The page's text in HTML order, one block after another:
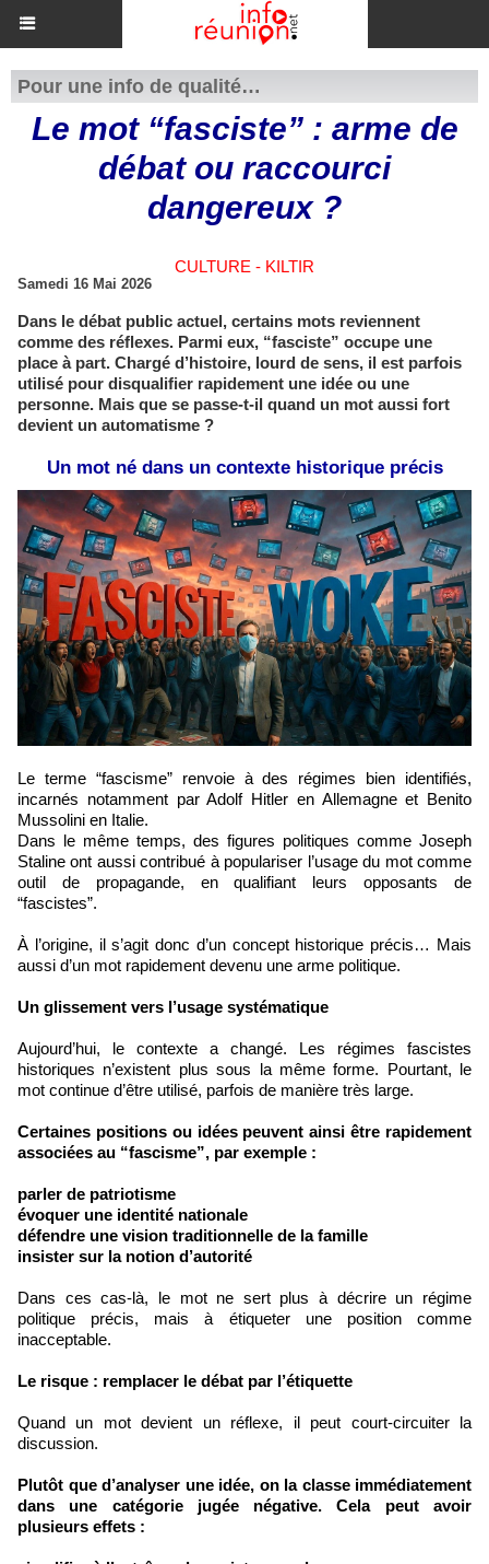
Pour une info de qualité…
​Le mot “fasciste” : arme de
débat ou raccourci
dangereux ?
CULTURE - KILTIR
Samedi 16 Mai 2026
Dans le débat public actuel, certains mots reviennent
comme des réflexes. Parmi eux, “fasciste” occupe une
place à part. Chargé d’histoire, lourd de sens, il est parfois
utilisé pour disqualifier rapidement une idée ou une
personne. Mais que se passe-t-il quand un mot aussi fort
devient un automatisme ?
Un mot né dans un contexte historique précis
Le terme “fascisme” renvoie à des régimes bien identifiés,
incarnés notamment par Adolf Hitler en Allemagne et Benito
Mussolini en Italie.
Dans le même temps, des figures politiques comme Joseph
Staline ont aussi contribué à populariser l’usage du mot comme
outil de propagande, en qualifiant leurs opposants de
“fascistes”.
À l’origine, il s’agit donc d’un concept historique précis… Mais
aussi d’un mot rapidement devenu une arme politique.
Un glissement vers l’usage systématique
Aujourd’hui, le contexte a changé. Les régimes fascistes
historiques n’existent plus sous la même forme. Pourtant, le
mot continue d’être utilisé, parfois de manière très large.
Certaines positions ou idées peuvent ainsi être rapidement
associées au “fascisme”, par exemple :
parler de patriotisme
évoquer une identité nationale
défendre une vision traditionnelle de la famille
insister sur la notion d’autorité
Dans ces cas-là, le mot ne sert plus à décrire un régime
politique précis, mais à étiqueter une position comme
inacceptable.
Le risque : remplacer le débat par l’étiquette
Quand un mot devient un réflexe, il peut court-circuiter la
discussion.
Plutôt que d’analyser une idée, on la classe immédiatement
dans une catégorie jugée négative. Cela peut avoir
plusieurs effets :